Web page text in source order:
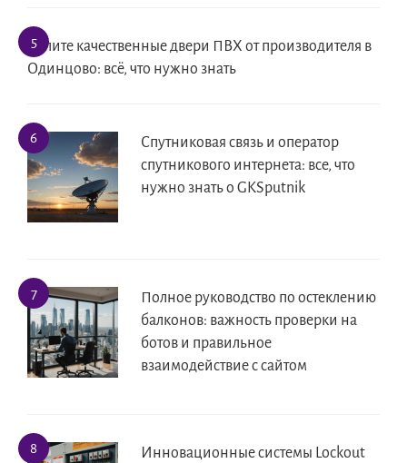
Купите качественные двери ПВХ от производителя в
Одинцово: всё, что нужно знать
Спутниковая связь и оператор
спутникового интернета: все, что
нужно знать о GKSputnik
Полное руководство по остеклению
балконов: важность проверки на
ботов и правильное
взаимодействие с сайтом
Инновационные системы Lockout